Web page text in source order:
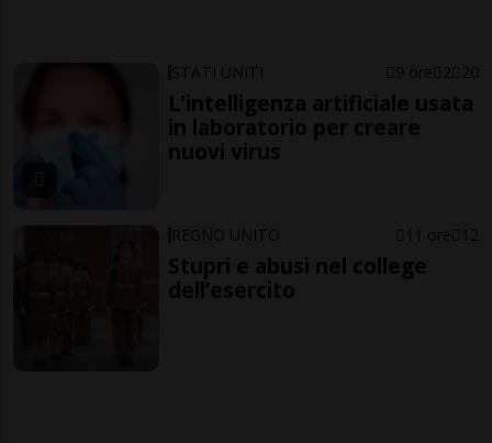
STATI UNITI 9 ore 2 20
L'intelligenza artificiale usata
in laboratorio per creare
nuovi virus
REGNO UNITO 11 ore 12
Stupri e abusi nel college
dell’esercito